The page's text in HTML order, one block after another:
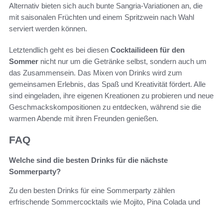
Alternativ bieten sich auch bunte Sangria-Variationen an, die
mit saisonalen Früchten und einem Spritzwein nach Wahl
serviert werden können.
Letztendlich geht es bei diesen Cocktailideen für den
Sommer nicht nur um die Getränke selbst, sondern auch um
das Zusammensein. Das Mixen von Drinks wird zum
gemeinsamen Erlebnis, das Spaß und Kreativität fördert. Alle
sind eingeladen, ihre eigenen Kreationen zu probieren und neue
Geschmackskompositionen zu entdecken, während sie die
warmen Abende mit ihren Freunden genießen.
FAQ
Welche sind die besten Drinks für die nächste
Sommerparty?
Zu den besten Drinks für eine Sommerparty zählen
erfrischende Sommercocktails wie Mojito, Pina Colada und